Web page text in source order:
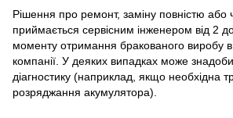
Рішення про ремонт, заміну повністю або
приймається сервісним інженером від 2
моменту отримання бракованого виробу в
компанії. У деяких випадках може
діагностику (наприклад, якщо необхідна
розряджання акумулятора).